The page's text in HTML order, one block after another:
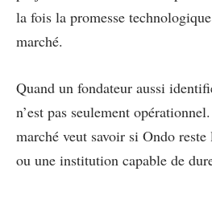
la fois la promesse
marché.
Quand un fondateur aussi
n’est pas seulement
marché veut savoir si Ondo
ou une institution capable de